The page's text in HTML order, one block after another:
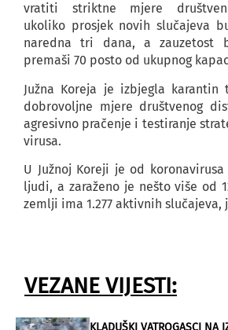
vratiti striktne mjere
ukoliko prosjek novih slučajeva
naredna tri dana, a zauzetost
premaši 70 posto od ukupnog
Južna Koreja je izbjegla
dobrovoljne mjere društvenog
agresivno pračenje i testiranje
virusa.
U Južnoj Koreji je od
ljudi, a zaraženo je nešto više od
zemlji ima 1.277 aktivnih slučajeva,
VEZANE VIJESTI:
KLADUŠKI VATROGASCI NA